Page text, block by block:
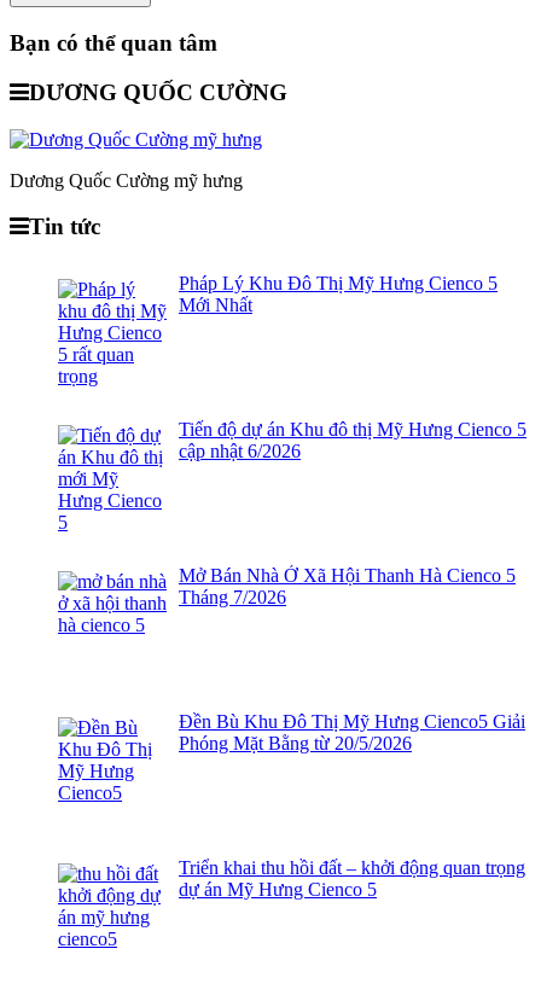
Bạn có thể quan tâm
DƯƠNG QUỐC CƯỜNG
Dương Quốc Cường mỹ hưng
Tin tức
Pháp Lý Khu Đô Thị Mỹ Hưng Cienco 5
Mới Nhất
Tiến độ dự án Khu đô thị Mỹ Hưng Cienco 5
cập nhật 6/2026
Mở Bán Nhà Ở Xã Hội Thanh Hà Cienco 5
Tháng 7/2026
Đền Bù Khu Đô Thị Mỹ Hưng Cienco5 Giải
Phóng Mặt Bằng từ 20/5/2026
Triển khai thu hồi đất – khởi động quan trọng
dự án Mỹ Hưng Cienco 5